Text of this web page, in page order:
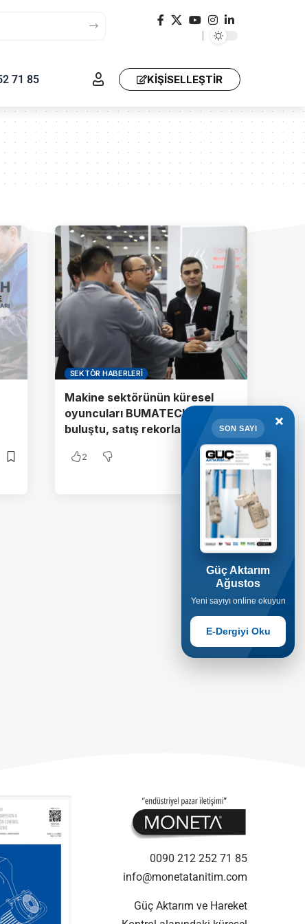
71 85 KIŞISELLEŞTIR
SEKTÖR HABERLERI
Makine sektörünün küresel
oyuncuları BUMATECH ile
buluştu, satış rekorları kırıldı
2
0090 212 252 71 85
info@monetatanitim.com
Güç Aktarım ve Hareket
×
SON SAYI
Güç Aktarım
Ağustos
Yeni sayıyı online okuyun
E-Dergiyi Oku